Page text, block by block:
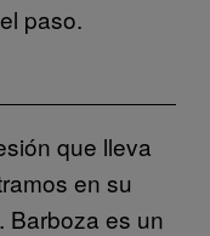
paso.
que lleva
en su
Barboza es un